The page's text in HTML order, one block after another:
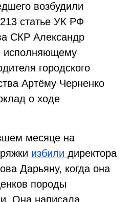
возбудили
статье УК РФ
СКР Александр
исполняющему
городского
Артёму Черненко
о ходе
месяце на
избили директора
Дарьяну, когда она
породы
Она написала